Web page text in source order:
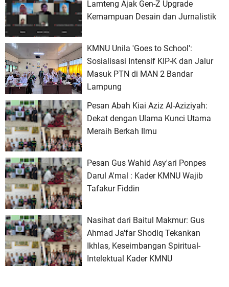
Lamteng Ajak Gen-Z Upgrade
Kemampuan Desain dan Jurnalistik
KMNU Unila 'Goes to School':
Sosialisasi Intensif KIP-K dan Jalur
Masuk PTN di MAN 2 Bandar
Lampung
Pesan Abah Kiai Aziz Al-Aziziyah:
Dekat dengan Ulama Kunci Utama
Meraih Berkah Ilmu
Pesan Gus Wahid Asy'ari Ponpes
Darul A'mal : Kader KMNU Wajib
Tafakur Fiddin
Nasihat dari Baitul Makmur: Gus
Ahmad Ja'far Shodiq Tekankan
Ikhlas, Keseimbangan Spiritual-
Intelektual Kader KMNU